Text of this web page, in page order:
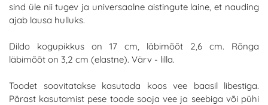
sind üle nii tugev ja universaalne aistingute laine, et nauding
ajab lausa hulluks.
Dildo kogupikkus on 17 cm, läbimõõt 2,6 cm. Rõnga
läbimõõt on 3,2 cm (elastne). Värv - lilla.
Toodet soovitatakse kasutada koos vee baasil libestiga.
Pärast kasutamist pese toode sooja vee ja seebiga või pühi